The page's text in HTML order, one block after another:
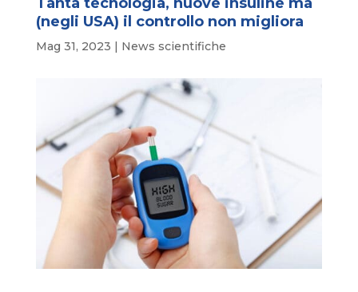
(negli USA) il controllo non migliora
Mag 31, 2023 | News scientifiche